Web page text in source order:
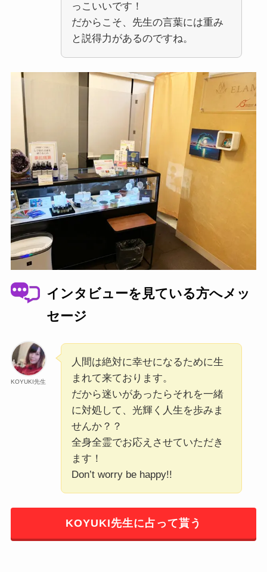
っこいいです！
だからこそ、先生の言葉には重み
と説得力があるのですね。
インタビューを見ている方へメッ
セージ
KOYUKI先生
人間は絶対に幸せになるために生
まれて来ております。
だから迷いがあったらそれを一緒
に対処して、光輝く人生を歩みま
せんか？？
全身全霊でお応えさせていただき
ます！
Don’t worry be happy!!
KOYUKI先生に占って貰う